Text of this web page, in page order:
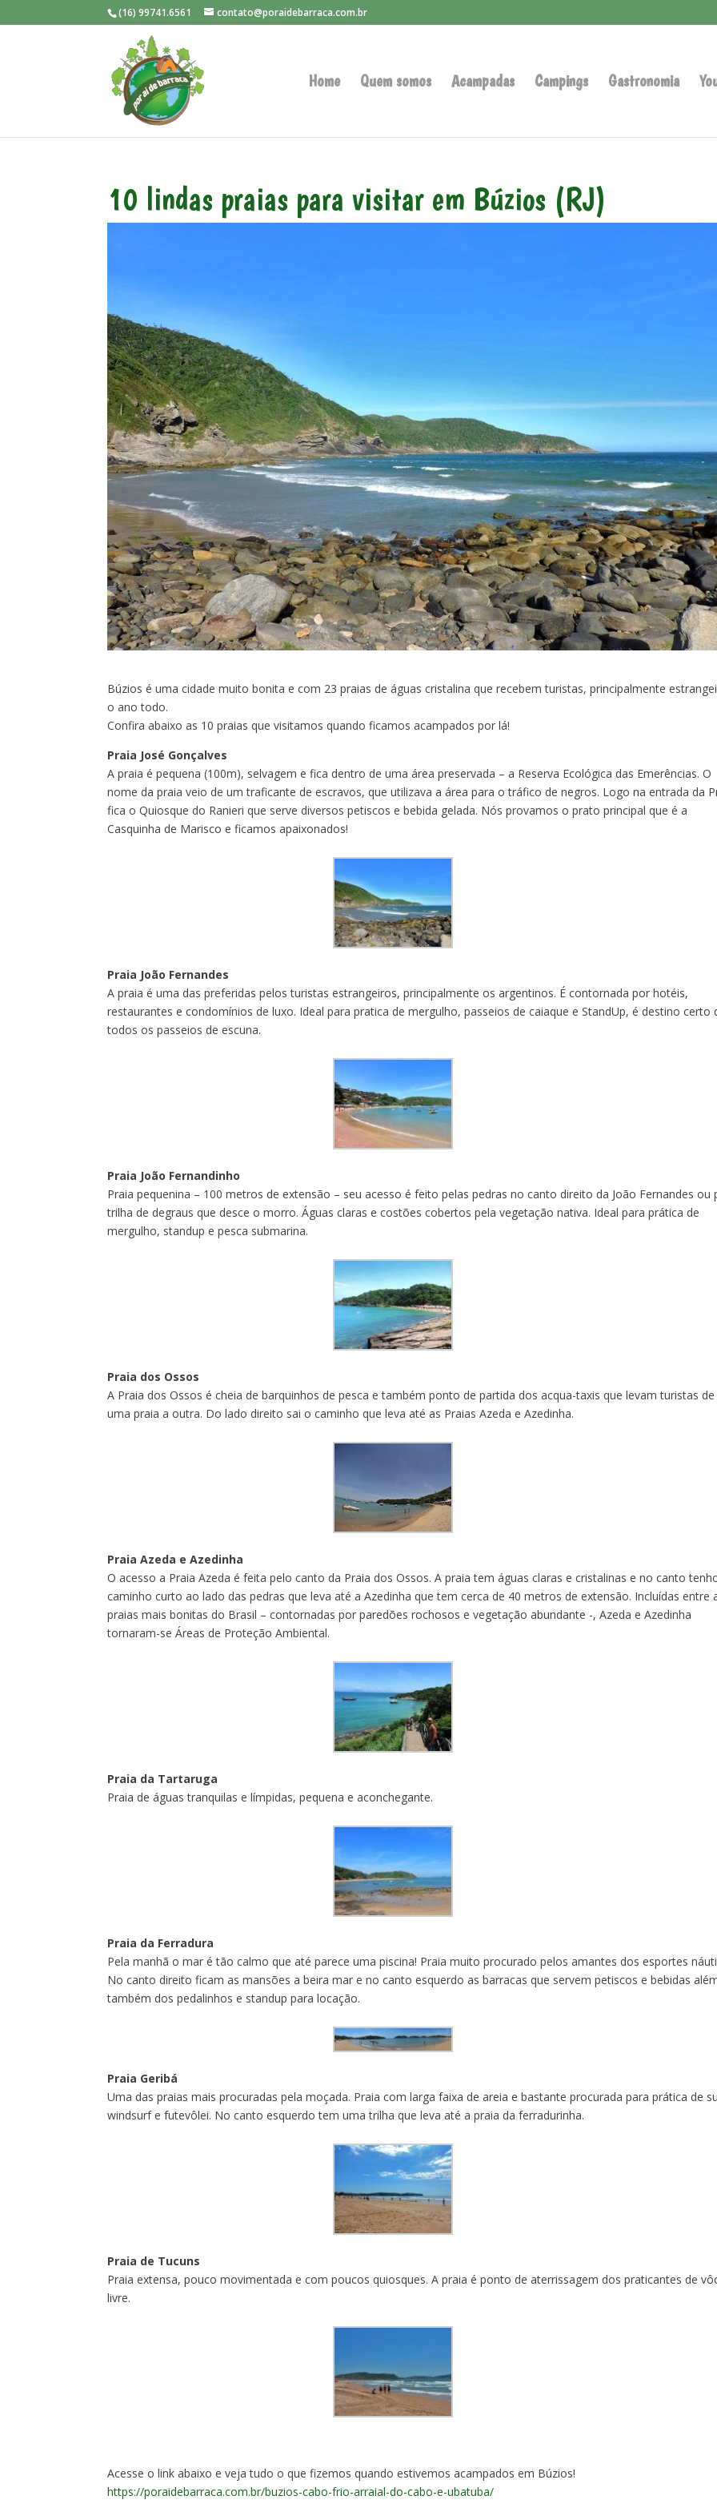
(16) 99741.6561 contato@poraidebarraca.com.br
Home Quem somos Acampadas Campings Gastronomia
10 lindas praias para visitar em Búzios (RJ)
Búzios é uma cidade muito bonita e com 23 praias de águas cristalina que recebem turistas, principalmente
o ano todo.
Confira abaixo as 10 praias que visitamos quando ficamos acampados por lá!
Praia José Gonçalves
A praia é pequena (100m), selvagem e fica dentro de uma área preservada – a Reserva Ecológica das Emerências. O
nome da praia veio de um traficante de escravos, que utilizava a área para o tráfico de negros. Logo na entrada da
fica o Quiosque do Ranieri que serve diversos petiscos e bebida gelada. Nós provamos o prato principal que é a
Casquinha de Marisco e ficamos apaixonados!
Praia João Fernandes
A praia é uma das preferidas pelos turistas estrangeiros, principalmente os argentinos. É contornada por hotéis,
restaurantes e condomínios de luxo. Ideal para pratica de mergulho, passeios de caiaque e StandUp, é destino certo
todos os passeios de escuna.
Praia João Fernandinho
Praia pequenina – 100 metros de extensão – seu acesso é feito pelas pedras no canto direito da João Fernandes ou
trilha de degraus que desce o morro. Águas claras e costões cobertos pela vegetação nativa. Ideal para prática de
mergulho, standup e pesca submarina.
Praia dos Ossos
A Praia dos Ossos é cheia de barquinhos de pesca e também ponto de partida dos acqua-taxis que levam turistas de
uma praia a outra. Do lado direito sai o caminho que leva até as Praias Azeda e Azedinha.
Praia Azeda e Azedinha
O acesso a Praia Azeda é feita pelo canto da Praia dos Ossos. A praia tem águas claras e cristalinas e no canto
caminho curto ao lado das pedras que leva até a Azedinha que tem cerca de 40 metros de extensão. Incluídas entre
praias mais bonitas do Brasil – contornadas por paredões rochosos e vegetação abundante -, Azeda e Azedinha
tornaram-se Áreas de Proteção Ambiental.
Praia da Tartaruga
Praia de águas tranquilas e límpidas, pequena e aconchegante.
Praia da Ferradura
Pela manhã o mar é tão calmo que até parece uma piscina! Praia muito procurado pelos amantes dos esportes
No canto direito ficam as mansões a beira mar e no canto esquerdo as barracas que servem petiscos e bebidas
também dos pedalinhos e standup para locação.
Praia Geribá
Uma das praias mais procuradas pela moçada. Praia com larga faixa de areia e bastante procurada para prática de
windsurf e futevôlei. No canto esquerdo tem uma trilha que leva até a praia da ferradurinha.
Praia de Tucuns
Praia extensa, pouco movimentada e com poucos quiosques. A praia é ponto de aterrissagem dos praticantes de
livre.
Acesse o link abaixo e veja tudo o que fizemos quando estivemos acampados em Búzios!
https://poraidebarraca.com.br/buzios-cabo-frio-arraial-do-cabo-e-ubatuba/